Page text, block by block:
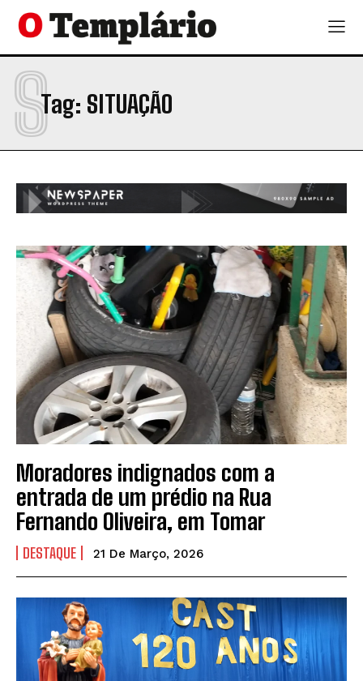
Tag: SITUAÇÃO
S
Moradores indignados com a
entrada de um prédio na Rua
Fernando Oliveira, em Tomar
DESTAQUE 21 De Março, 2026